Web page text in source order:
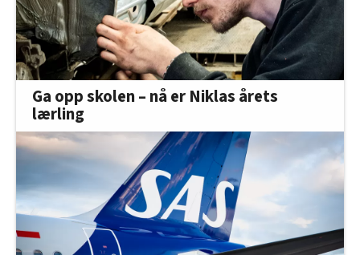
Ga opp skolen – nå er Niklas årets
lærling